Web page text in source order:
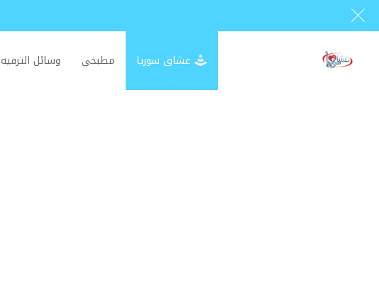
عشاق سوريا مطبخي وسائل الترفيه